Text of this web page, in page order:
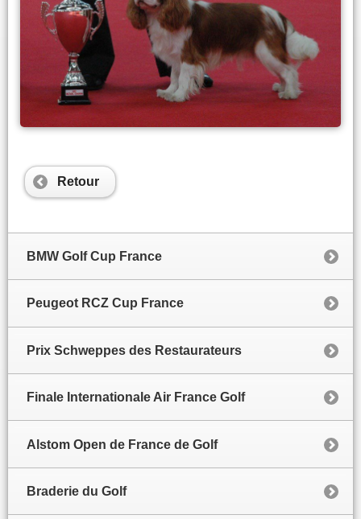
Retour
BMW Golf Cup France
Peugeot RCZ Cup France
Prix Schweppes des Restaurateurs
Finale Internationale Air France Golf
Alstom Open de France de Golf
Braderie du Golf